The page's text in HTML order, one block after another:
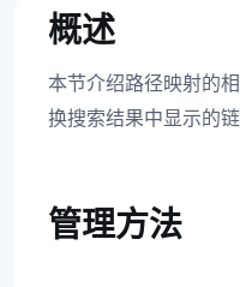
概述
本节介绍路径映射的
换搜索结果中显示的链
管理方法